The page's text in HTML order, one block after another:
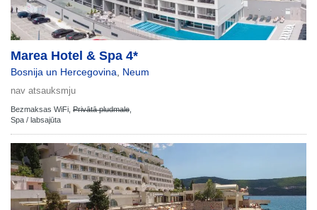
Marea Hotel & Spa 4*
Bosnija un Hercegovina Neum
nav atsauksmju
Bezmaksas WiFi, Privātā pludmale
Spa / labsajūta